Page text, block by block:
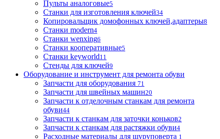
Пульты аналоговые5
Станки для изготовления ключей34
Копировальщик домофонных ключей,адаптеры8
Станки modern4
Станки wenxing6
Станки кооперативные5
Станки keyworld11
Стенды для ключей9
Оборудование и инструмент для ремонта обуви
Запчасти для оборудования 71
Запчасти для швейных машин20
Запчасти к отделочным станкам для ремонта
обуви44
Запчасти к станкам для заточки коньков2
Запчасти к станкам для растяжки обуви4
Расходные материалы для шуруповерта 1